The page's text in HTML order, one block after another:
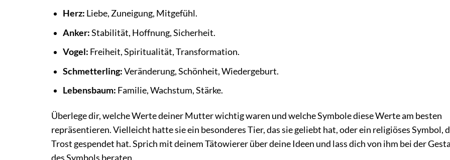
Herz: Liebe, Zuneigung, Mitgefühl.
Anker:Stabilität, Hoffnung, Sicherheit.
Vogel: Freiheit, Spiritualität, Transformation.
Schmetterling:Veränderung, Schönheit, Wiedergeburt.
Lebensbaum: Familie, Wachstum, Stärke.
Überlege dir, welche Werte deiner Mutter wichtig waren und welche Symbole diese Werte am besten
repräsentieren. Vielleicht hatte sie ein besonderes Tier, das sie geliebt hat, oder ein religiöses Symbol,
Trost gespendet hat. Sprich mit deinem Tätowierer über deine Ideen und lass dich von ihm bei der
des Symbols beraten.